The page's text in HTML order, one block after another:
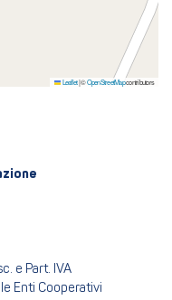
Leaflet|©OpenStreetMapcontributors
e Part. IVA
Enti Cooperativi